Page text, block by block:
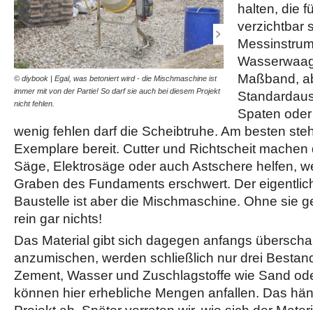
© diybook | Egal, was betoniert wird - die Mischmaschine ist
immer mit von der Partie! So darf sie auch bei diesem Projekt
nicht fehlen.
© diybook | Auch der
ihn lässt sich kein Beton
Streifenfundament auf…
halten, die
verzichtbar
Maßband,
Spaten
wenig fehlen darf die Scheibtruhe. Am besten
Exemplare bereit. Cutter und Richtscheit
Säge, Elektrosäge oder auch Astschere helfen,
Graben des Fundaments erschwert. Der
Baustelle ist aber die Mischmaschine. Ohne sie
rein gar nichts!
Das Material gibt sich dagegen anfangs
anzumischen, werden schließlich nur drei
Zement, Wasser und Zuschlagstoffe wie Sand
können hier erhebliche Mengen anfallen. Das